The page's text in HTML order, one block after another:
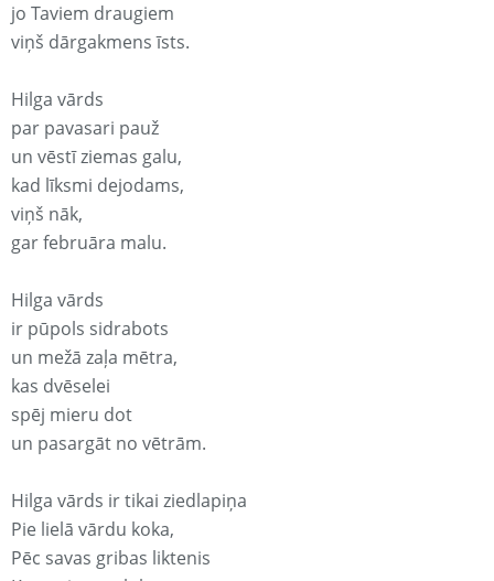
jo Taviem draugiem
viņš dārgakmens īsts.
Hilga vārds
par pavasari pauž
un vēstī ziemas galu,
kad līksmi dejodams,
viņš nāk,
gar februāra malu.
Hilga vārds
ir pūpols sidrabots
un mežā zaļa mētra,
kas dvēselei
spēj mieru dot
un pasargāt no vētrām.
Hilga vārds ir tikai ziedlapiņa
Pie lielā vārdu koka,
Pēc savas gribas liktenis